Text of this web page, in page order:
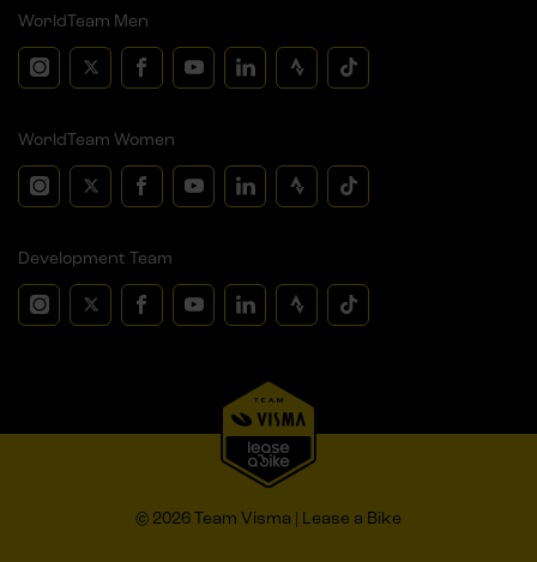
WorldTeam Men
WorldTeam Women
Development Team
© 2026 Team Visma | Lease a Bike